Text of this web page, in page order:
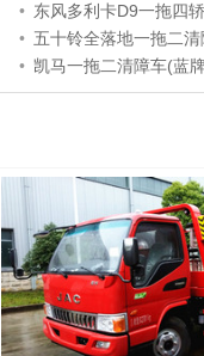
• 东风多利卡D9一拖四
• 五十铃全落地一拖二
• 凯马一拖二清障车(蓝